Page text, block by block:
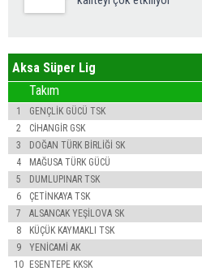
Aksa Süper Lig
Takım
1 GENÇLİK GÜCÜ TSK
2
CİHANGİR GSK
3
DOĞAN TÜRK BİRLİĞİ SK
4
MAĞUSA TÜRK GÜCÜ
5
DUMLUPINAR TSK
6
ÇETİNKAYA TSK
7
ALSANCAK YEŞİLOVA SK
8
KÜÇÜK KAYMAKLI TSK
9
YENİCAMİ AK
10 ESENTEPE KKSK